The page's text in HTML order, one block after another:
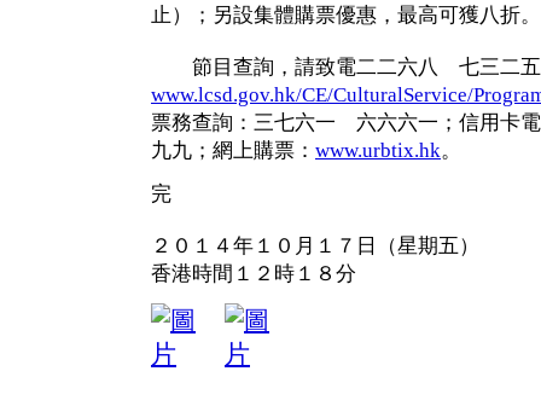
止）；另設集體購票優惠，最高可獲八折。
節目查詢，請致電二二六八 七三二五
www.lcsd.gov.hk/CE/CulturalService/
票務查詢：三七六一 六六六一；信用卡
九九；網上購票： www.urbtix.hk。
完
２０１４年１０月１７日（星期五）
香港時間１２時１８分